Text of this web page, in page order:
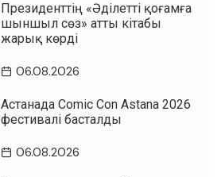
Президенттің «Әділетті қоғамға
шыншыл сөз» атты кітабы
жарық көрді
06.08.2026
Астанада Comic Con Astana 2026
фестивалі басталды
06.08.2026